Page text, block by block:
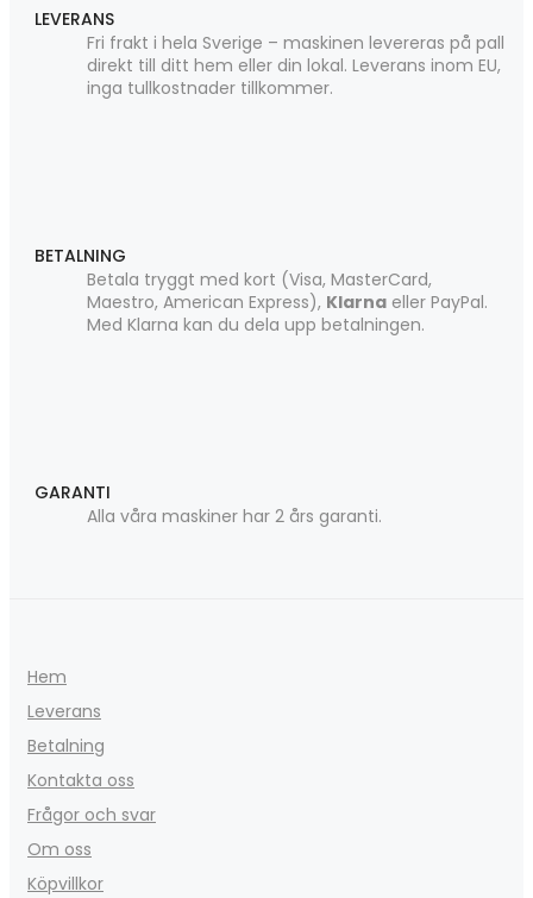
LEVERANS
Fri frakt i hela Sverige – maskinen levereras på pall
direkt till ditt hem eller din lokal. Leverans inom EU,
inga tullkostnader tillkommer.
BETALNING
Betala tryggt med kort (Visa, MasterCard,
Maestro, American Express), Klarna eller PayPal.
Med Klarna kan du dela upp betalningen.
GARANTI
Alla våra maskiner har 2 års garanti.
Hem
Leverans
Betalning
Kontakta oss
Frågor och svar
Om oss
Köpvillkor